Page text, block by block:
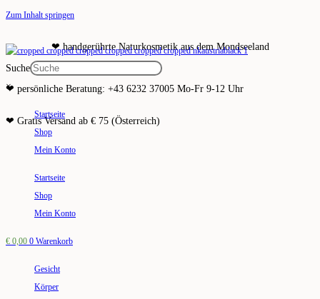
Zum Inhalt springen
❤ handgerührte Naturkosmetik aus dem Mondseeland
❤ persönliche Beratung: +43 6232 37005 Mo-Fr 9-12 Uhr
❤ Gratis Versand ab € 75 (Österreich)
Suche
×
Startseite
Shop
Mein Konto
Startseite
Shop
Mein Konto
€ 0,00 0 Warenkorb
Gesicht
Körper